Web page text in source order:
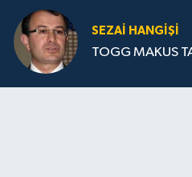
SEZAI HANGİŞİ
TOGG MAKUS